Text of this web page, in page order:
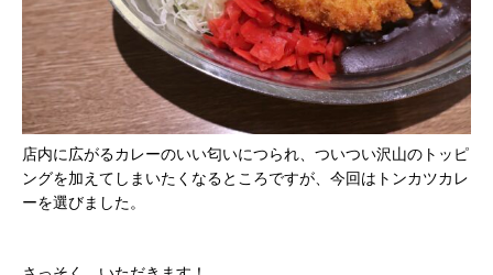
店内に広がるカレーのいい匂いにつられ、ついつい沢山のトッピ
ングを加えてしまいたくなるところですが、今回はトンカツカレ
ーを選びました。